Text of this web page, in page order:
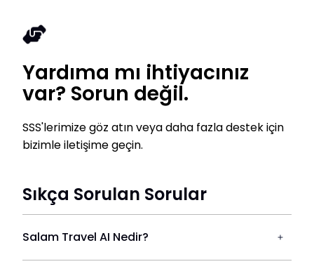
Yardıma mı ihtiyacınız
var? Sorun değil.
SSS'lerimize göz atın veya daha fazla destek için
bizimle iletişime geçin.
Sıkça Sorulan Sorular
Salam Travel AI Nedir?